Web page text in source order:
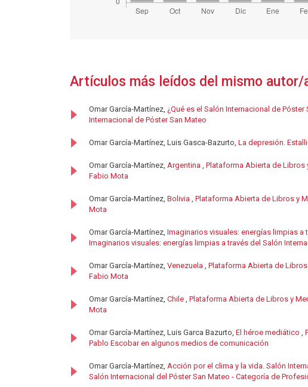
Artículos más leídos del mismo autor/
Omar García-Martínez, ¿Qué es el Salón Internacional de Póster
Internacional de Póster San Mateo
Omar García-Martínez, Luis Gasca-Bazurto, La depresión.
Omar García-Martínez, Argentina , Plataforma Abierta de Libros
Fabio Mota
Omar García-Martínez, Bolivia , Plataforma Abierta de Libros y
Mota
Omar García-Martínez, Imaginarios visuales: energías limpias a
Imaginarios visuales: energías limpias a través del Salón
Omar García-Martínez, Venezuela , Plataforma Abierta de
Fabio Mota
Omar García-Martínez, Chile , Plataforma Abierta de Libros y
Mota
Omar García-Martínez, Luis Garca Bazurto, El héroe mediático ,
Pablo Escobar en algunos medios de comunicación
Omar García-Martínez, Acción por el clima y la vida. Salón
Salón Internacional del Póster San Mateo - Categoría de